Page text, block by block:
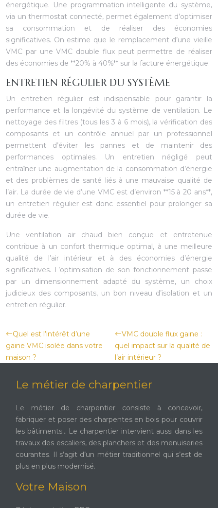
énergétique. Une programmation intelligente du système,
via un thermostat connecté, permet également d’optimiser
sa consommation et de réaliser des économies
significatives. On estime que le remplacement d’une vieille
VMC par une VMC double flux peut permettre de réaliser
des économies de **20% à 40%** sur la facture énergétique.
ENTRETIEN RÉGULIER DU SYSTÈME
Un entretien régulier est indispensable pour garantir la
performance et la longévité du système de ventilation. Le
nettoyage des filtres (tous les 3 à 6 mois), la vérification des
composants et un contrôle annuel par un professionnel
permettent d’éviter les pannes et de maintenir des
performances optimales. Un entretien négligé peut
entraîner une augmentation de la consommation d’énergie
et des problèmes de santé liés à une mauvaise qualité de
l’air. La durée de vie d’une VMC est d’environ **15 à 20 ans**,
un entretien régulier est donc essentiel pour prolonger sa
durée de vie.
Une ventilation air chaud bien conçue et entretenue
contribue à un confort thermique optimal, à une meilleure
qualité de l’air intérieur et à des économies d’énergie
significatives. L’optimisation de son fonctionnement passe
par un dimensionnement adapté du système, un choix
judicieux des composants, un bon niveau d’isolation et un
entretien régulier.
Quel est l’intérêt d’une
gaine VMC isolée dans votre
maison ?
VMC double flux gaine :
quel impact sur la qualité de
l’air intérieur ?
Le métier de charpentier
Le métier de charpentier consiste à concevoir,
fabriquer et poser des charpentes en bois pour couvrir
les bâtiments… Le charpentier intervient aussi dans les
travaux des escaliers, des planchers et des menuiseries
courantes. Il s’agit d’un métier traditionnel qui s’est de
plus en plus modernisé.
Votre Maison